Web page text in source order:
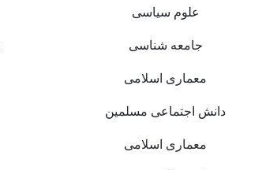
علوم سیاسی
جامعه شناسی
معماری اسلامی
دانش اجتماعی مسلمین
معماری اسلامی